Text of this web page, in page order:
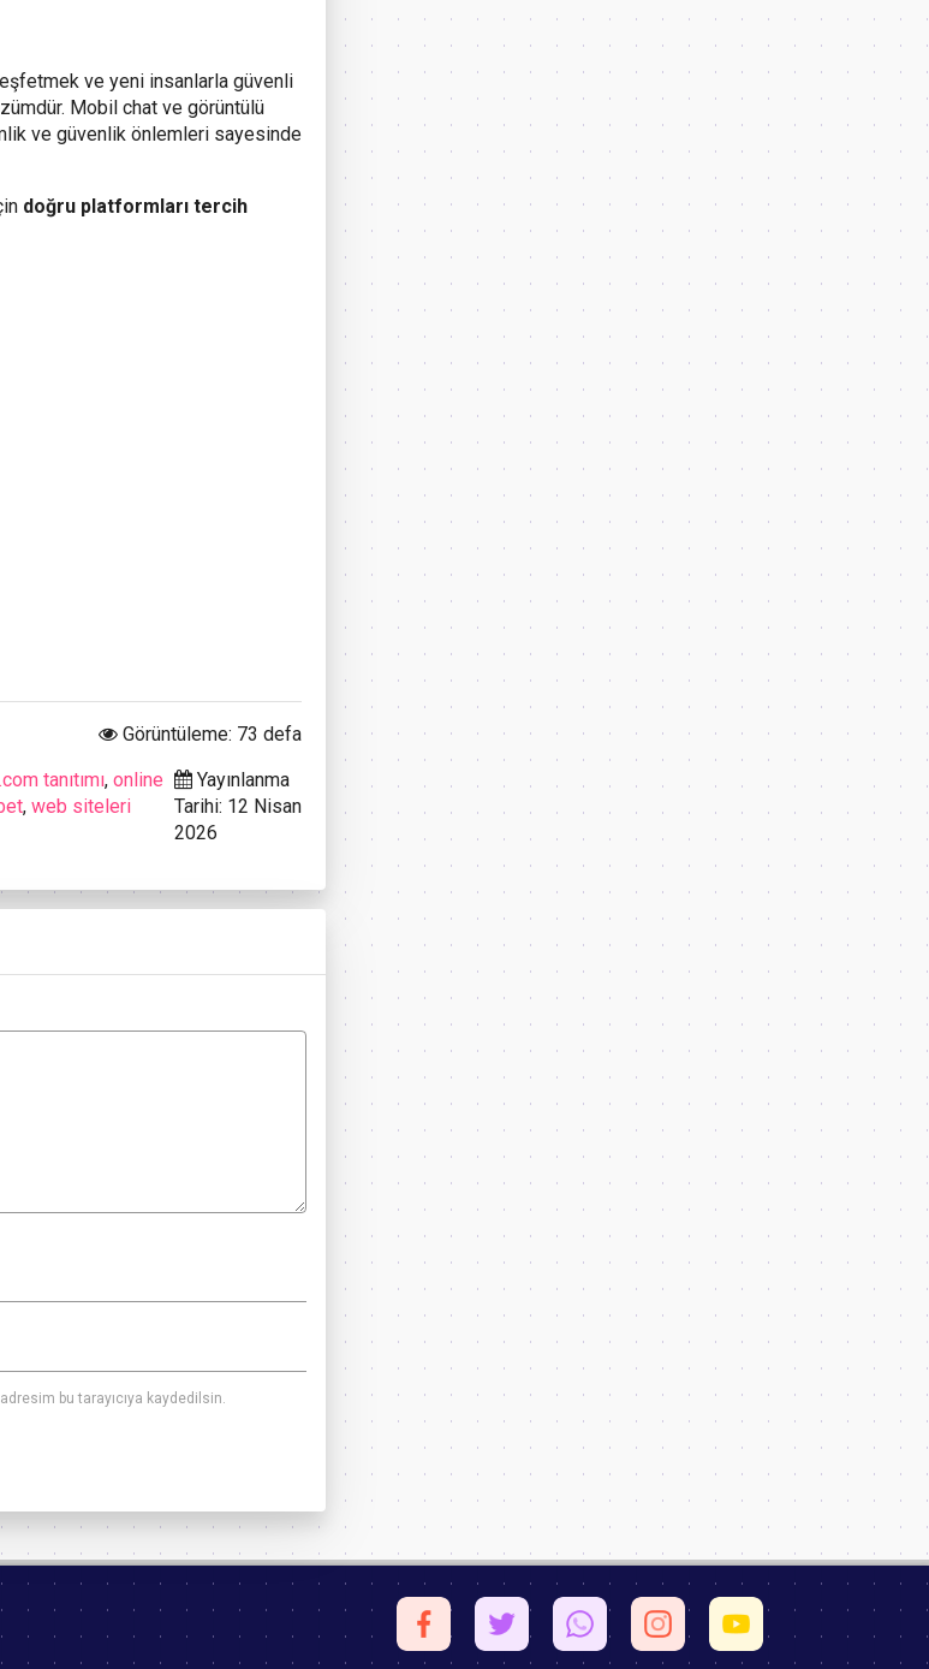
ve yeni insanlarla güvenli
Mobil chat ve görüntülü
ve güvenlik önlemleri sayesinde
doğru platformları tercih
Görüntüleme: 73 defa
tanıtımı, online
, web siteleri
Yayınlanma
Tarihi: 12 Nisan
2026
bu tarayıcıya kaydedilsin.